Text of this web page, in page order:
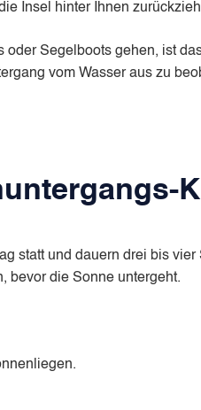
Insel hinter Ihnen
Segelboots gehen, ist
vom Wasser aus zu
statt und dauern drei bis
bevor die Sonne untergeht.